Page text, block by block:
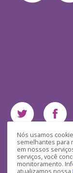
Nós usamos
semelhantes para
em nossos
serviços, você
monitoramento.
atualizamos nossa